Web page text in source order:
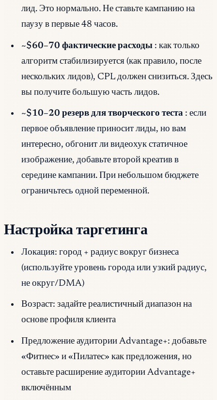
лид. Это нормально. Не ставьте кампанию на
паузу в первые 48 часов.
~$60–70 фактические расходы : как только
алгоритм стабилизируется (как правило, после
нескольких лидов), CPL должен снизиться. Здесь
вы получите большую часть лидов.
~$10–20 резерв для творческого теста : если
первое объявление приносит лиды, но вам
интересно, обгонит ли видеохук статичное
изображение, добавьте второй креатив в
середине кампании. При небольшом бюджете
ограничьтесь одной переменной.
Настройка таргетинга
Локация: город + радиус вокруг бизнеса
(используйте уровень города или узкий радиус,
не округ/DMA)
Возраст: задайте реалистичный диапазон на
основе профиля клиента
Предложение аудитории Advantage+: добавьте
«Фитнес» и «Пилатес» как предложения, но
оставьте расширение аудитории Advantage+
включённым